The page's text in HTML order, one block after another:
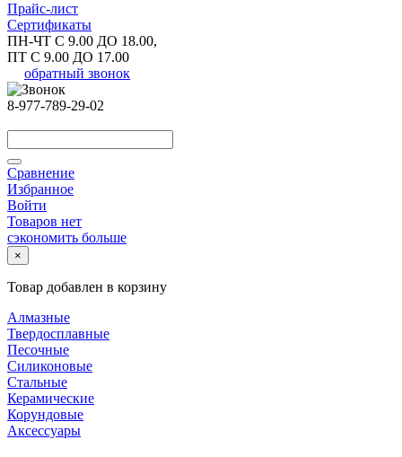
Прайс-лист
Сертификаты
ПН-ЧТ С 9.00 ДО 18.00,
ПТ С 9.00 ДО 17.00
обратный звонок
8-977-789-29-02
Сравнение
Избранное
Войти
Товаров нет
сэкономить больше
×
Товар добавлен в корзину
Алмазные
Твердосплавные
Песочные
Силиконовые
Стальные
Керамические
Корундовые
Аксессуары